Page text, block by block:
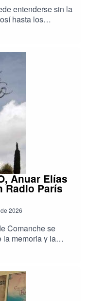
entenderse sin la
hasta los
del
la economía,
Conversamos
de la Casa
riqueza de la
que
los retos que
más
proyectos que
a nuevas
Anuar Elías
Radio París
2026
Comanche se
la memoria y la
Bordar el
Fossati y Anuar
artesanas del
dialogan entre el